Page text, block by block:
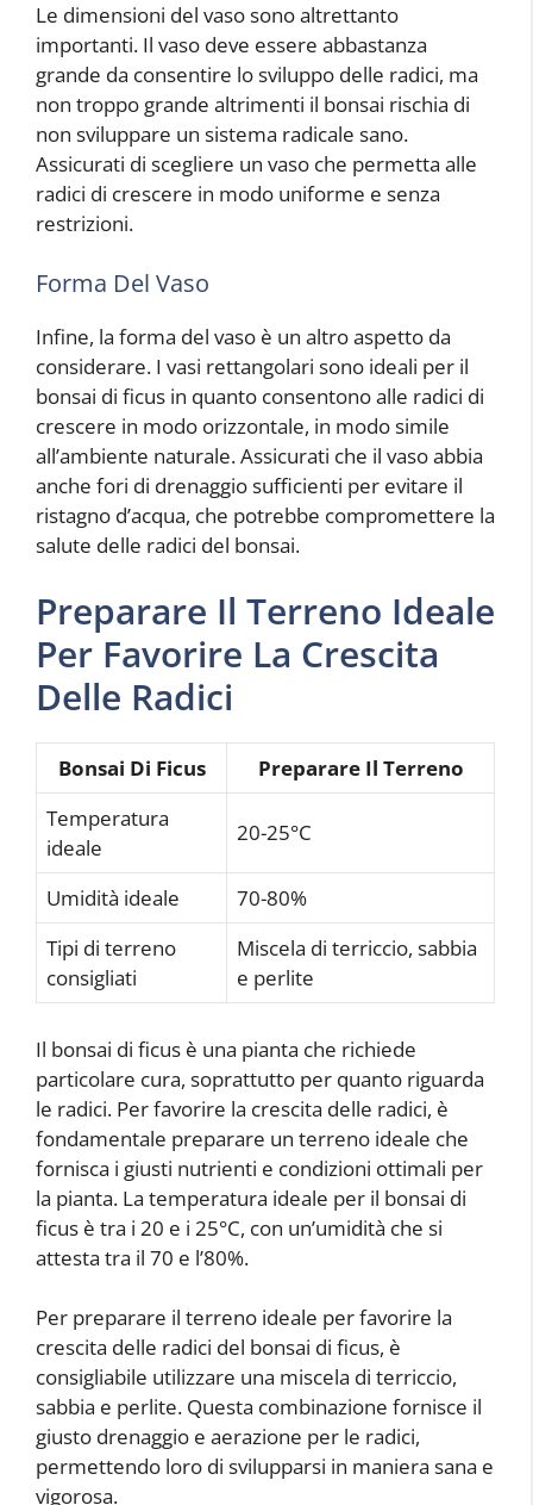
Le dimensioni del vaso sono altrettanto
importanti. Il vaso deve essere abbastanza
grande da consentire lo sviluppo delle radici, ma
non troppo grande altrimenti il bonsai rischia di
non sviluppare un sistema radicale sano.
Assicurati di scegliere un vaso che permetta alle
radici di crescere in modo uniforme e senza
restrizioni.
Forma Del Vaso
Infine, la forma del vaso è un altro aspetto da
considerare. I vasi rettangolari sono ideali per il
bonsai di ficus in quanto consentono alle radici di
crescere in modo orizzontale, in modo simile
all’ambiente naturale. Assicurati che il vaso abbia
anche fori di drenaggio sufficienti per evitare il
ristagno d’acqua, che potrebbe compromettere la
salute delle radici del bonsai.
Preparare Il Terreno Ideale
Per Favorire La Crescita
Delle Radici
Bonsai Di Ficus
Preparare Il Terreno
Temperatura
ideale
20-25°C
Umidità ideale
70-80%
Tipi di terreno
consigliati
Miscela di terriccio, sabbia
e perlite
Il bonsai di ficus è una pianta che richiede
particolare cura, soprattutto per quanto riguarda
le radici. Per favorire la crescita delle radici, è
fondamentale preparare un terreno ideale che
fornisca i giusti nutrienti e condizioni ottimali per
la pianta. La temperatura ideale per il bonsai di
ficus è tra i 20 e i 25°C, con un’umidità che si
attesta tra il 70 e l’80%.
Per preparare il terreno ideale per favorire la
crescita delle radici del bonsai di ficus, è
consigliabile utilizzare una miscela di terriccio,
sabbia e perlite. Questa combinazione fornisce il
giusto drenaggio e aerazione per le radici,
permettendo loro di svilupparsi in maniera sana e
vigorosa.